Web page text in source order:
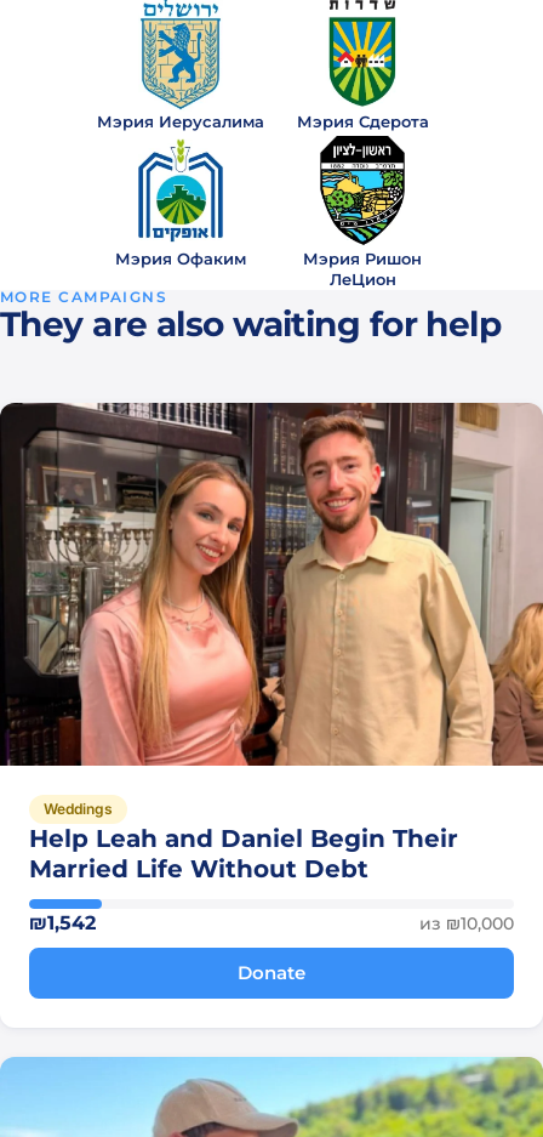
Мэрия Иерусалима Мэрия Сдерота
Мэрия Офаким
Мэрия Ришон
ЛеЦион
MORE CAMPAIGNS
They are also waiting for help
Weddings
Help Leah and Daniel Begin Their
Married Life Without Debt
₪1,542 из ₪10,000
Donate